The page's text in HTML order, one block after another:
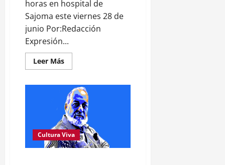
horas en hospital de
Sajoma este viernes 28 de
junio Por:Redacción
Expresión...
Leer MásLeer
más
Rafael
De
Mesa
analiza
el
paro
en
el
hospital
Cultura Viva